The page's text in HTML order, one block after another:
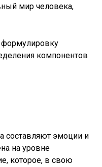
мир человека,
формулировку
компонентов
составляют эмоции и
на уровне
которое, в свою